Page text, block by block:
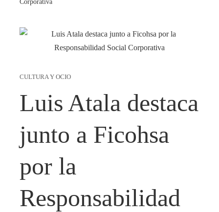
CULTURA Y OCIO
Luis Atala destaca
junto a Ficohsa
por la
Responsabilidad